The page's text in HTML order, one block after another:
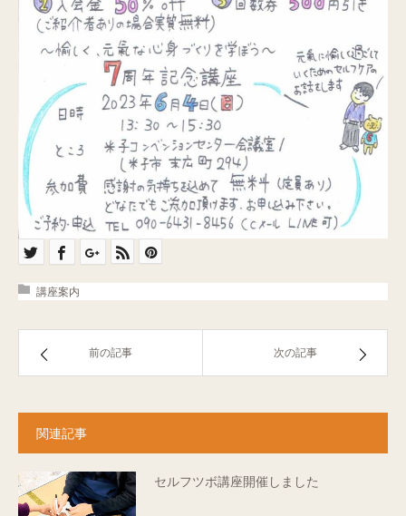
講座案内
前の記事 次の記事
関連記事
セルフツボ講座開催しました